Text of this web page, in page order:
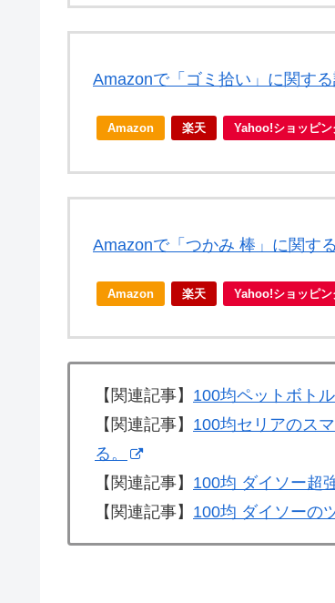
Amazonで「ゴミ拾い」に関す
Amazon 楽天 Yahoo!ショッピン
Amazonで「つかみ 棒」に関す
Amazon 楽天 Yahoo!ショッピン
【関連記事】 100均ペットボト
【関連記事】 100均セリアのス
る。
【関連記事】 100均 ダイソー超
【関連記事】 100均 ダイソーの